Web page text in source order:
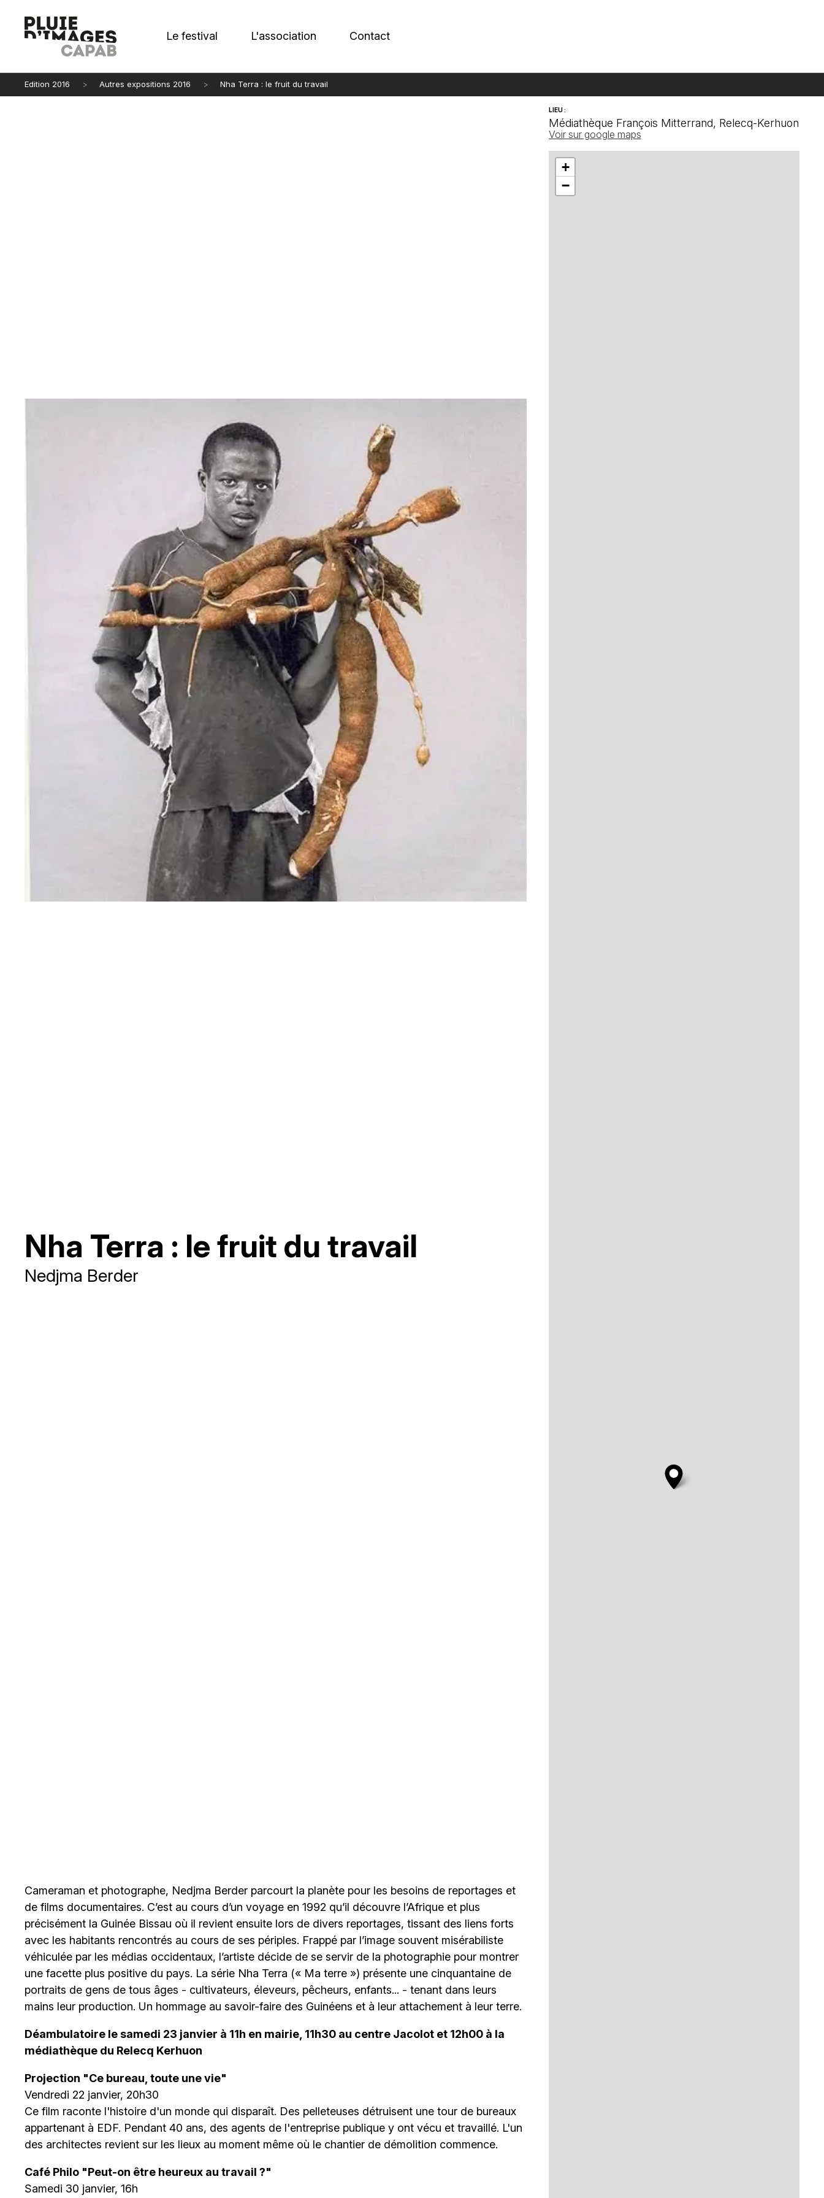
Le festival L'association Contact
Edition 2016 Autres expositions 2016 Nha Terra : le fruit du travail
Nha Terra : le fruit du travail
Nedjma Berder
Cameraman et photographe, Nedjma Berder parcourt la planète pour les besoins de reportages et
de films documentaires. C’est au cours d’un voyage en 1992 qu’il découvre l’Afrique et plus
précisément la Guinée Bissau où il revient ensuite lors de divers reportages, tissant des liens forts
avec les habitants rencontrés au cours de ses périples. Frappé par l’image souvent misérabiliste
véhiculée par les médias occidentaux, l’artiste décide de se servir de la photographie pour montrer
une facette plus positive du pays. La série Nha Terra (« Ma terre ») présente une cinquantaine de
portraits de gens de tous âges - cultivateurs, éleveurs, pêcheurs, enfants... - tenant dans leurs
mains leur production. Un hommage au savoir-faire des Guinéens et à leur attachement à leur terre.
Déambulatoire le samedi 23 janvier à 11h en mairie, 11h30 au centre Jacolot et 12h00 à la
médiathèque du Relecq Kerhuon
Projection "Ce bureau, toute une vie"
Vendredi 22 janvier, 20h30
Ce film raconte l'histoire d'un monde qui disparaît. Des pelleteuses détruisent une tour de bureaux
appartenant à EDF. Pendant 40 ans, des agents de l'entreprise publique y ont vécu et travaillé. L'un
des architectes revient sur les lieux au moment même où le chantier de démolition commence.
Café Philo "Peut-on être heureux au travail ?"
Samedi 30 janvier, 16h
LIEU :
Médiathèque François Mitterrand, Relecq-Kerhuon
Voir sur google maps
+
−